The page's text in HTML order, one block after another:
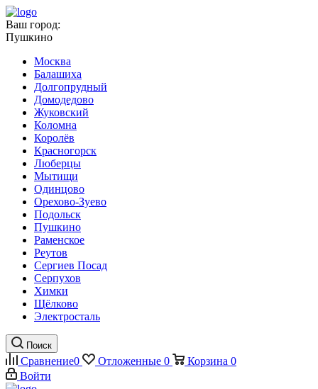
Ваш город:
Пушкино
Москва
Балашиха
Долгопрудный
Домодедово
Жуковский
Коломна
Королёв
Красногорск
Люберцы
Мытищи
Одинцово
Орехово-Зуево
Подольск
Пушкино
Раменское
Реутов
Сергиев Посад
Серпухов
Химки
Щёлково
Электросталь
Поиск
Сравнение0 Отложенные 0 Корзина 0
Войти